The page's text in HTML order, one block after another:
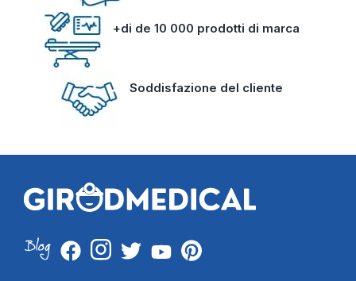
+di de 10 000 prodotti di marca
Soddisfazione del cliente